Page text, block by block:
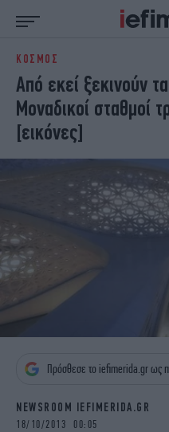
ΕΙΔΗΣΕΙΣ
NON PAPER
ΟΙΚΟΝΟΜΙΑ
ΠΟΛΙΤΙΣΜΟΣ
ΖΩΗ
ΤΕΧΝΟΛΟΓΙΑ
DESIGN
EURO
PODCAST
iBOOKS
MEDIA
ΚΟΣΜΟΣ
Από εκεί ξεκινούν
Μοναδικοί σταθμοί
[εικόνες]
Πρόσθεσε το iefimerida.gr ως
NEWSROOM IEFIMERIDA.GR
18/10/2013 00:05